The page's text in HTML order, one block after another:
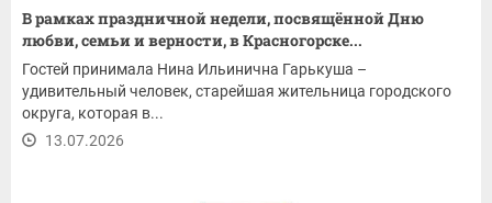
В рамках праздничной недели, посвящённой Дню
любви, семьи и верности, в Красногорске...
Гостей принимала Нина Ильинична Гарькуша –
удивительный человек, старейшая жительница городского
округа, которая в...
13.07.2026